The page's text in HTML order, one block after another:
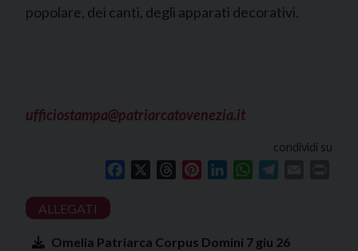
popolare, dei canti, degli apparati decorativi.
ufficiostampa@patriarcatovenezia.it
condividi su
Facebook ThreadsPinterestLinkedInWhatsApp
Omelia Patriarca Corpus Domini 7 giu 26